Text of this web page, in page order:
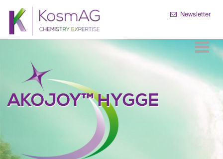
navigation
content
Newsletter
KosmAG
S.r.l.
AKOJOY™ HYGGE